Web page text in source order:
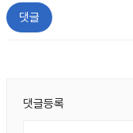
댓글
댓글등록